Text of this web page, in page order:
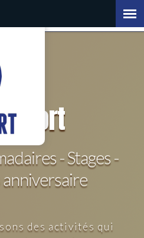
Sport
- Stages -
des activités qui